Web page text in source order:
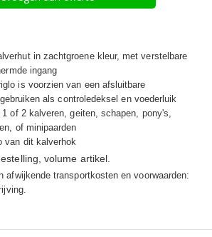
in zachtgroene kleur, met verstelbare
ingang
is voorzien van een afsluitbare
als controledeksel en voederluik
of 2 kalveren, geiten, schapen, pony's,
of minipaarden
van dit kalverhok
volume artikel.
afwijkende transportkosten en voorwaarden: